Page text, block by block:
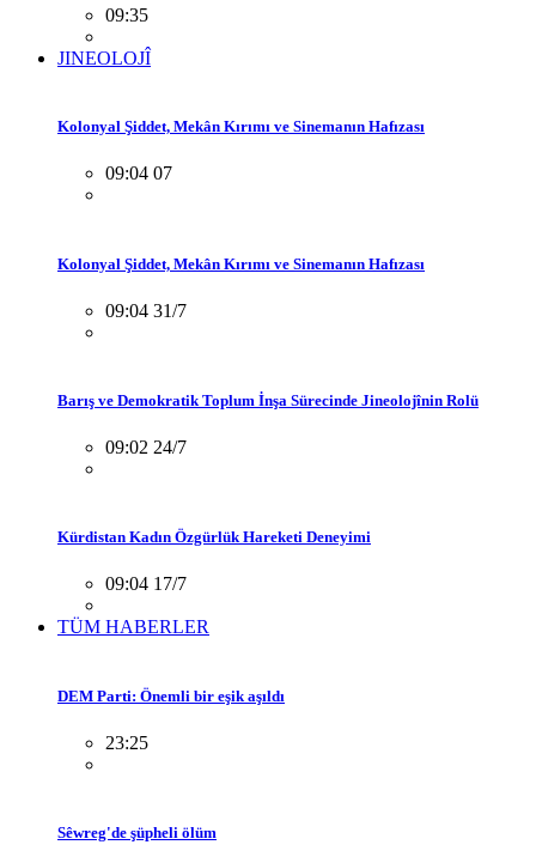
09:35
JINEOLOJÎ
Kolonyal Şiddet, Mekân Kırımı ve Sinemanın Hafızası
09:04 07
Kolonyal Şiddet, Mekân Kırımı ve Sinemanın Hafızası
09:04 31/7
Barış ve Demokratik Toplum İnşa Sürecinde Jineolojînin Rolü
09:02 24/7
Kürdistan Kadın Özgürlük Hareketi Deneyimi
09:04 17/7
TÜM HABERLER
DEM Parti: Önemli bir eşik aşıldı
23:25
Sêwreg'de şüpheli ölüm